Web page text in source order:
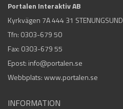
Portalen Interaktiv AB
Kyrkvägen 7A 444 31 STENUNGSUND
Tfn: 0303-679 50
Fax: 0303-679 55
Epost: info@portalen.se
Webbplats: www.portalen.se
INFORMATION